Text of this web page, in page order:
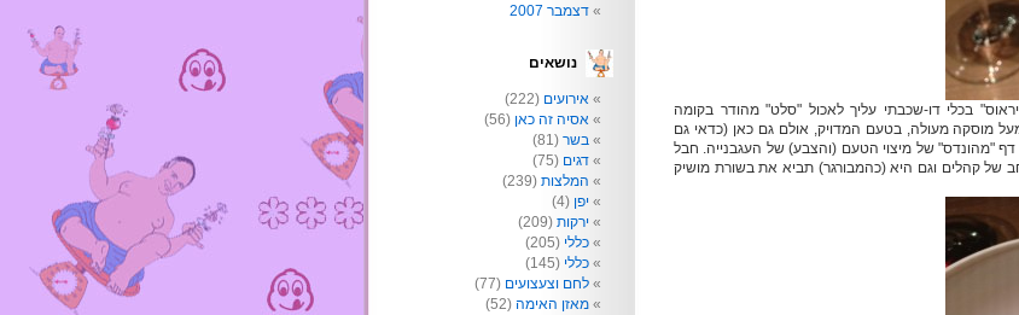
בכלי דו-שכבתי עליך לאכול "סלט" מהודר בקומה
מוסקה מעולה, בטעם המדויק, אולם גם כאן (כדאי גם
"מהונדס" של מיצוי הטעם (והצבע) של העגבנייה. חבל
של קהלים וגם היא (כהמבורגר) תביא את בשורת מושיק
דצמבר 2007
נושאים
אירועים (222)
אסיה זה כאן (56)
בשר (81)
דגים (75)
המלצות (239)
יפן (4)
ירקות (209)
כללי (205)
כללי (145)
לחם וצעצועים (77)
מאזן האימה (52)